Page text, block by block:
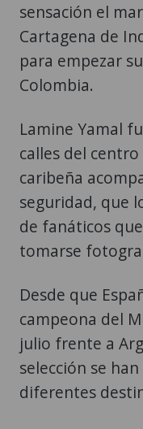
sensación el
Cartagena de
para empezar
Colombia.
Lamine Yamal
calles del
caribeña
seguridad, que
de fanáticos
tomarse
Desde que
campeona del
julio frente a
selección se
diferentes